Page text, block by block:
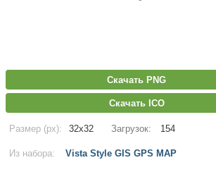
Скачать PNG
Скачать ICO
Размер (px): 32x32 Загрузок: 154
Из набора: Vista Style GIS GPS MAP